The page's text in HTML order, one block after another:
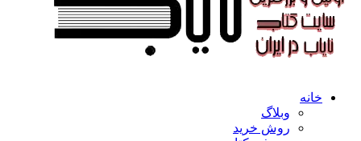
خانه
وبلاگ
روش خرید